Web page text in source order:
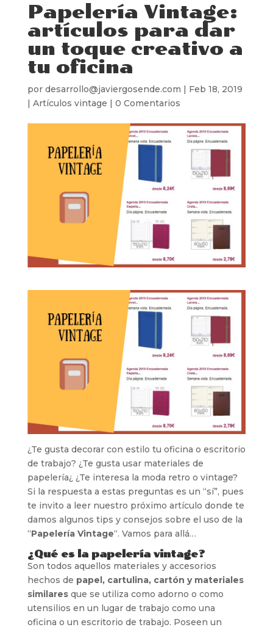
Papelería Vintage:
artículos para dar
un toque creativo a
tu oficina
por desarrollo@javiergosende.com | Feb 18, 2019
| Artículos vintage | 0 Comentarios
¿Te gusta decorar con estilo tu oficina o escritorio
de trabajo? ¿Te gusta usar materiales de
papelería¿ ¿Te interesa la moda retro o vintage?
Si la respuesta a estas preguntas es un “sí”, pues
te invito a leer nuestro próximo artículo donde te
damos algunos tips y consejos sobre el uso de la
“Papelería Vintage“. Vamos para allá…
¿Qué es la papelería vintage?
Son todos aquellos materiales y accesorios
hechos de papel, cartulina, cartón y materiales
similaresque se utiliza como adorno o como
utensilios en un lugar de trabajo como una
oficina o un escritorio de trabajo. Poseen un